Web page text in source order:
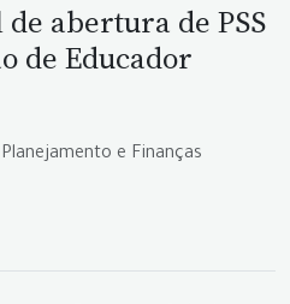
abertura de PSS
de Educador
e Finanças